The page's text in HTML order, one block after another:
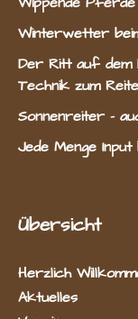
Winterwetter
Der Ritt auf dem
Technik zum
Sonnenreiter –
Jede Menge
Übersicht
Herzlich
Aktuelles